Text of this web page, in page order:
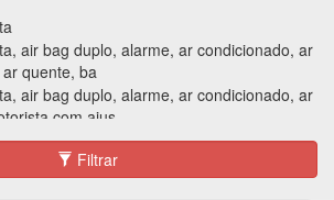
air bag duplo, alarme, ar condicionado, ar
quente, ba
air bag duplo, alarme, ar condicionado, ar
com ajus
air bag duplo, alarme, ar condicionado, ar
com ajus
air bag duplo, alarme, ar condicionado,
Filtrar